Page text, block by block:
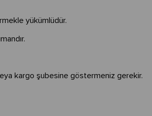
yükümlüdür.
kargo şubesine göstermeniz gerekir.